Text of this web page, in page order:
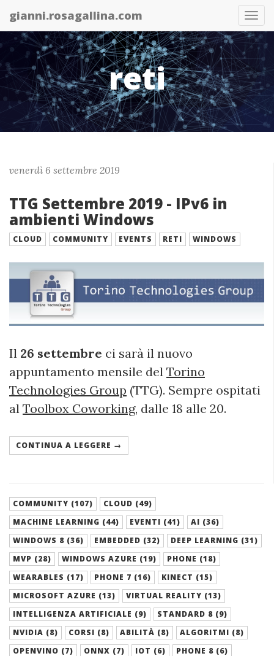
gianni.rosagallina.com
reti
venerdì 6 settembre 2019
TTG Settembre 2019 - IPv6 in
ambienti Windows
CLOUD COMMUNITY EVENTS RETI WINDOWS
Il 26 settembre ci sarà il nuovo
appuntamento mensile del Torino
Technologies Group (TTG). Sempre ospitati
al Toolbox Coworking, dalle 18 alle 20.
CONTINUA A LEGGERE →
COMMUNITY (107)
CLOUD (49)
MACHINE LEARNING (44)
EVENTI (41)
AI (36)
WINDOWS 8 (36)
EMBEDDED (32)
DEEP LEARNING (31)
MVP (28)
WINDOWS AZURE (19)
PHONE (18)
WEARABLES (17)
PHONE 7 (16)
KINECT (15)
MICROSOFT AZURE (13)
VIRTUAL REALITY (13)
INTELLIGENZA ARTIFICIALE (9)
STANDARD 8 (9)
NVIDIA (8)
CORSI (8) ABILITÀ (8)
ALGORITMI (8)
OPENVINO (7)
ONNX (7) IOT (6)
PHONE 8 (6)